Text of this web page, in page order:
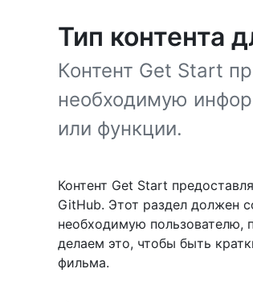
Тип контента
Контент Get Start
необходимую
или функции.
Контент Get Start
GitHub. Этот раздел должен
необходимую
делаем это, чтобы быть
фильма.